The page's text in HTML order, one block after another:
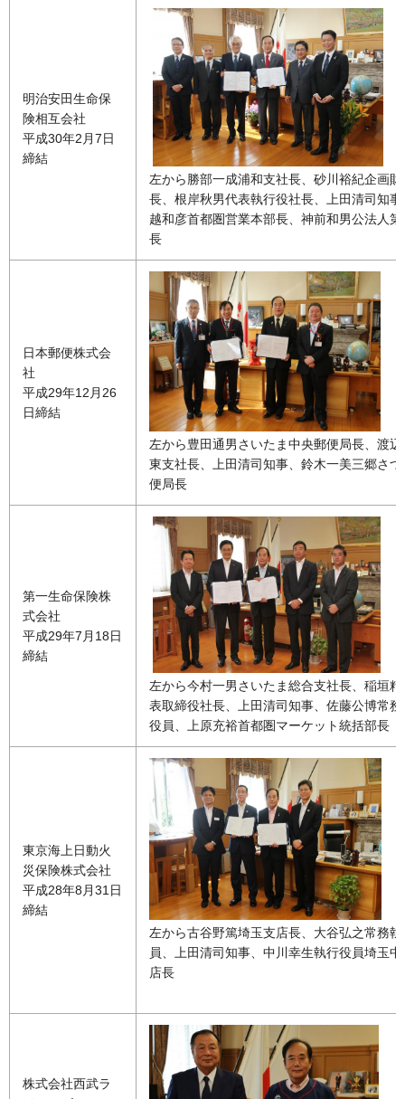
明治安田生命保
険相互会社
平成30年2月7日
締結
左から勝部一成浦和支社長、砂川裕紀企画財
長、根岸秋男代表執行役社長、上田清司知事
越和彦首都圏営業本部長、神前和男公法人第
長
日本郵便株式会
社
平成29年12月26
日締結
左から豊田通男さいたま中央郵便局長、渡辺
東支社長、上田清司知事、鈴木一美三郷さつ
便局長
第一生命保険株
式会社
平成29年7月18日
締結
左から今村一男さいたま総合支社長、稲垣精
表取締役社長、上田清司知事、佐藤公博常務
役員、上原充裕首都圏マーケット統括部長
東京海上日動火
災保険株式会社
平成28年8月31日
締結
左から古谷野篤埼玉支店長、大谷弘之常務執
員、上田清司知事、中川幸生執行役員埼玉
店長
株式会社西武ラ